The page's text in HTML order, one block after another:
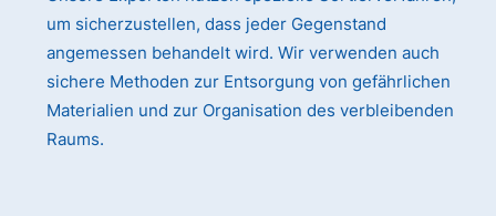
um sicherzustellen, dass jeder Gegenstand
angemessen behandelt wird. Wir verwenden auch
sichere Methoden zur Entsorgung von gefährlichen
Materialien und zur Organisation des verbleibenden
Raums.